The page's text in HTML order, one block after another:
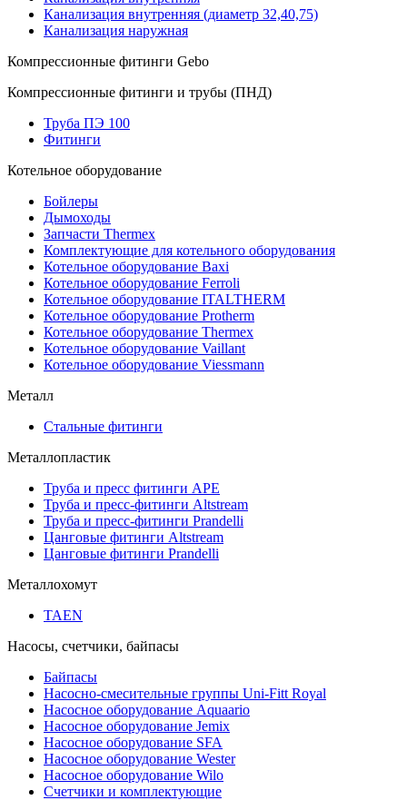
Канализация внутренняя (диаметр 32,40,75)
Канализация наружная
Компрессионные фитинги Gebo
Компрессионные фитинги и трубы (ПНД)
Труба ПЭ 100
Фитинги
Котельное оборудование
Бойлеры
Дымоходы
Запчасти Thermex
Комплектующие для котельного оборудования
Котельное оборудование Baxi
Котельное оборудование Ferroli
Котельное оборудование ITALTHERM
Котельное оборудование Protherm
Котельное оборудование Thermex
Котельное оборудование Vaillant
Котельное оборудование Viessmann
Металл
Стальные фитинги
Металлопластик
Труба и пресс фитинги APE
Труба и пресс-фитинги Altstream
Труба и пресс-фитинги Prandelli
Цанговые фитинги Altstream
Цанговые фитинги Prandelli
Металлохомут
TAEN
Насосы, счетчики, байпасы
Байпасы
Насосно-смесительные группы Uni-Fitt Royal
Насосное оборудование Aquaario
Насосное оборудование Jemix
Насосное оборудование SFA
Насосное оборудование Wester
Насосное оборудование Wilo
Счетчики и комплектующие